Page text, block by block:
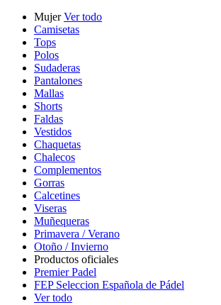
MujerVer todo
Camisetas
Tops
Polos
Sudaderas
Pantalones
Mallas
Shorts
Faldas
Vestidos
Chaquetas
Chalecos
Complementos
Gorras
Calcetines
Viseras
Muñequeras
Primavera / Verano
Otoño / Invierno
Productos oficiales
Premier Padel
FEP Seleccion Española de Pádel
Ver todo